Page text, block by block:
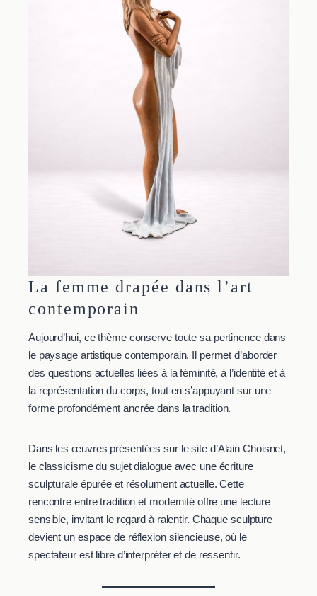
La femme drapée dans l’art
contemporain
Aujourd’hui, ce thème conserve toute sa pertinence dans
le paysage artistique contemporain. Il permet d’aborder
des questions actuelles liées à la féminité, à l’identité et à
la représentation du corps, tout en s’appuyant sur une
forme profondément ancrée dans la tradition.
Dans les œuvres présentées sur le site d’Alain Choisnet,
le classicisme du sujet dialogue avec une écriture
sculpturale épurée et résolument actuelle. Cette
rencontre entre tradition et modernité offre une lecture
sensible, invitant le regard à ralentir. Chaque sculpture
devient un espace de réflexion silencieuse, où le
spectateur est libre d’interpréter et de ressentir.